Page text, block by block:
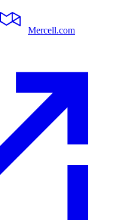
Mercell.com